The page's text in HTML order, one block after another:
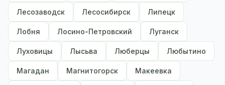
Лесозаводск Лесосибирск Липецк
Лобня Лосино-Петровский Луганск
Луховицы Лысьва Люберцы Любытино
Магадан Магнитогорск Макеевка